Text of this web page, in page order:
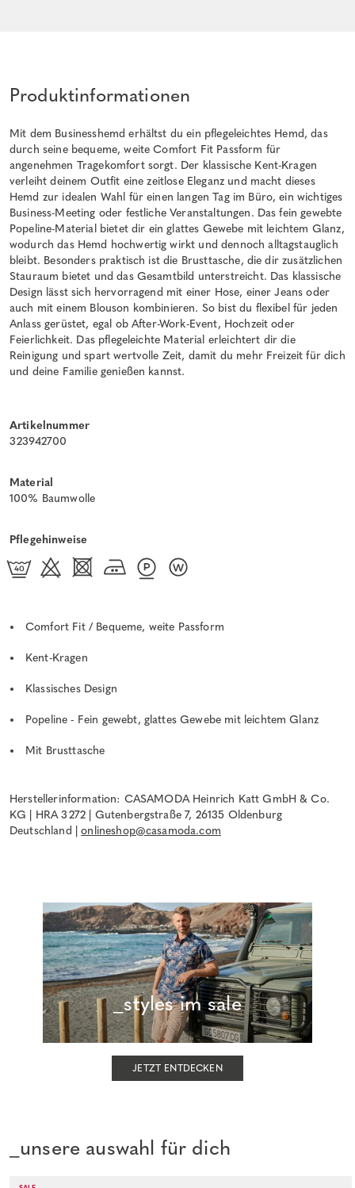
Produktinformationen
Mit dem Businesshemd erhältst du ein pflegeleichtes Hemd, das
durch seine bequeme, weite Comfort Fit Passform für
angenehmen Tragekomfort sorgt. Der klassische Kent-Kragen
verleiht deinem Outfit eine zeitlose Eleganz und macht dieses
Hemd zur idealen Wahl für einen langen Tag im Büro, ein wichtiges
Business-Meeting oder festliche Veranstaltungen. Das fein gewebte
Popeline-Material bietet dir ein glattes Gewebe mit leichtem Glanz,
wodurch das Hemd hochwertig wirkt und dennoch alltagstauglich
bleibt. Besonders praktisch ist die Brusttasche, die dir zusätzlichen
Stauraum bietet und das Gesamtbild unterstreicht. Das klassische
Design lässt sich hervorragend mit einer Hose, einer Jeans oder
auch mit einem Blouson kombinieren. So bist du flexibel für jeden
Anlass gerüstet, egal ob After-Work-Event, Hochzeit oder
Feierlichkeit. Das pflegeleichte Material erleichtert dir die
Reinigung und spart wertvolle Zeit, damit du mehr Freizeit für dich
und deine Familie genießen kannst.
Artikelnummer
323942700
Material
100% Baumwolle
Pflegehinweise
Comfort Fit / Bequeme, weite Passform
Kent-Kragen
Klassisches Design
Popeline - Fein gewebt, glattes Gewebe mit leichtem Glanz
Mit Brusttasche
Herstellerinformation: CASAMODA Heinrich Katt GmbH & Co.
KG | HRA 3272 | Gutenbergstraße 7, 26135 Oldenburg
Deutschland |onlineshop@casamoda.com
_styles im sale
JETZT ENTDECKEN
_unsere auswahl für dich